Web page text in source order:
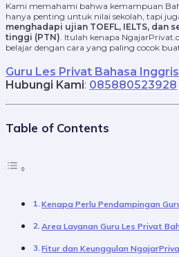
Kami memahami bahwa kemampuan
hanya penting untuk nilai sekolah, tapi
menghadapi ujian TOEFL, IELTS, dan
tinggi (PTN). Itulah kenapa
belajar dengan cara yang paling cocok
Guru Les Privat Bahasa
Hubungi Kami: 085880523928
Table of Contents
Kenapa Perlu Pendampingan
Area Layanan Guru Les Privat
Fitur dan Keunggulan